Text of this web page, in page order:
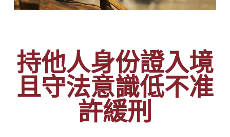
持他人身份證入境
且守法意識低不准
許緩刑